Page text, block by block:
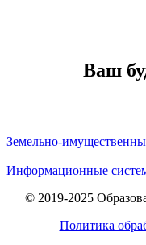
Ваш
Земельно-
Информационные
© 2019-2025
Политика